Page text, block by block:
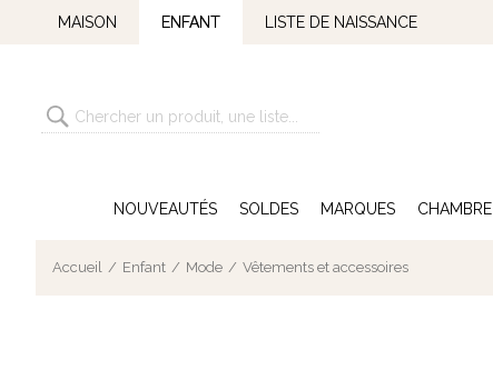
MAISON ENFANT LISTE DE NAISSANCE
NOUVEAUTÉS SOLDES MARQUES CHAMBRE
Accueil Enfant Mode Vêtements et accessoires